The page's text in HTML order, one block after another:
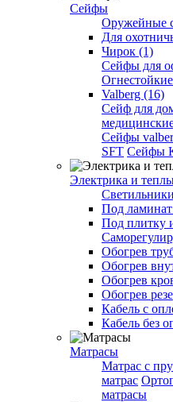
Сейфы
Оружейные
Для
Чирок (1)
Сейфы для
Valberg (16)
Cейф для
Сейфы
SFT Сейфы
Электрика и
Светильники
Под
Под плитку
Обогрев
Обогрев
Обогрев
Обогрев
Кабель с
Кабель без
Матрасы
Матрас с
матрас
матрасы